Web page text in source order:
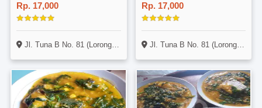
Rp. 17,000
Jl. Tuna B No. 81 (Lorong MultiMart), Singkil, Manado
Rp. 17,000
Jl. Tuna B No. 81 (Lorong MultiMart), Singkil, Manado